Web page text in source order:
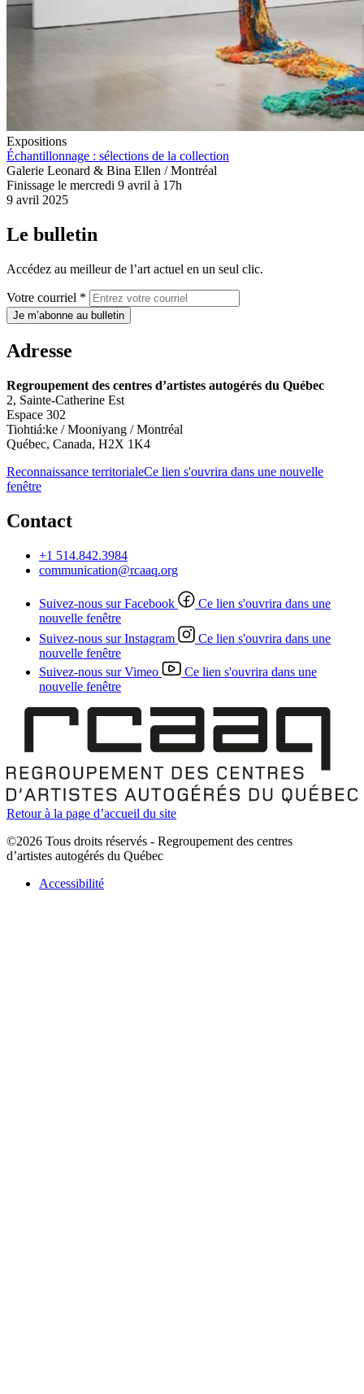
Expositions
Échantillonnage : sélections de la collection
Galerie Leonard & Bina Ellen / Montréal
Finissage le mercredi 9 avril à 17h
9 avril 2025
Le bulletin
Accédez au meilleur de l’art actuel en un seul clic.
Votre courriel *
Je m’abonne au bulletin
Adresse
Regroupement des centres d’artistes autogérés du Québec
2, Sainte-Catherine Est
Espace 302
Tiohtiá:ke / Mooniyang / Montréal
Québec, Canada, H2X 1K4
Reconnaissance territorialeCe lien s'ouvrira dans une nouvelle
fenêtre
Contact
+1 514.842.3984
communication@rcaaq.org
Suivez-nous sur Facebook
Ce lien s'ouvrira dans une
nouvelle fenêtre
Suivez-nous sur Instagram
Ce lien s'ouvrira dans une
nouvelle fenêtre
Suivez-nous sur Vimeo
Ce lien s'ouvrira dans une
nouvelle fenêtre
Retour à la page d’accueil du site
©2026 Tous droits réservés - Regroupement des centres
d’artistes autogérés du Québec
Accessibilité